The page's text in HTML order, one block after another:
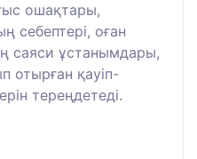
ошақтары,
себептері, оған
саяси ұстанымдары,
отырған қауіп-
тереңдетеді.